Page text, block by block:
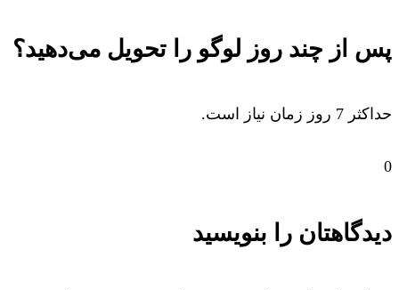
پس از چند روز لوگو را تحویل می‌دهید؟
حداکثر 7 روز زمان نیاز است.
0
دیدگاهتان را بنویسید